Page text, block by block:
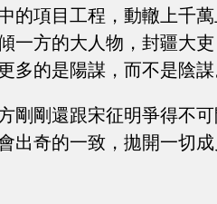
的項目工程，動轍上千
一方的大人物，封疆大
多的是陽謀，而不是陰
剛剛還跟宋征明爭得不
出奇的一致，拋開一切